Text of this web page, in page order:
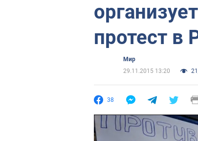
протест в
Мир
29.11.2015 13:20
38